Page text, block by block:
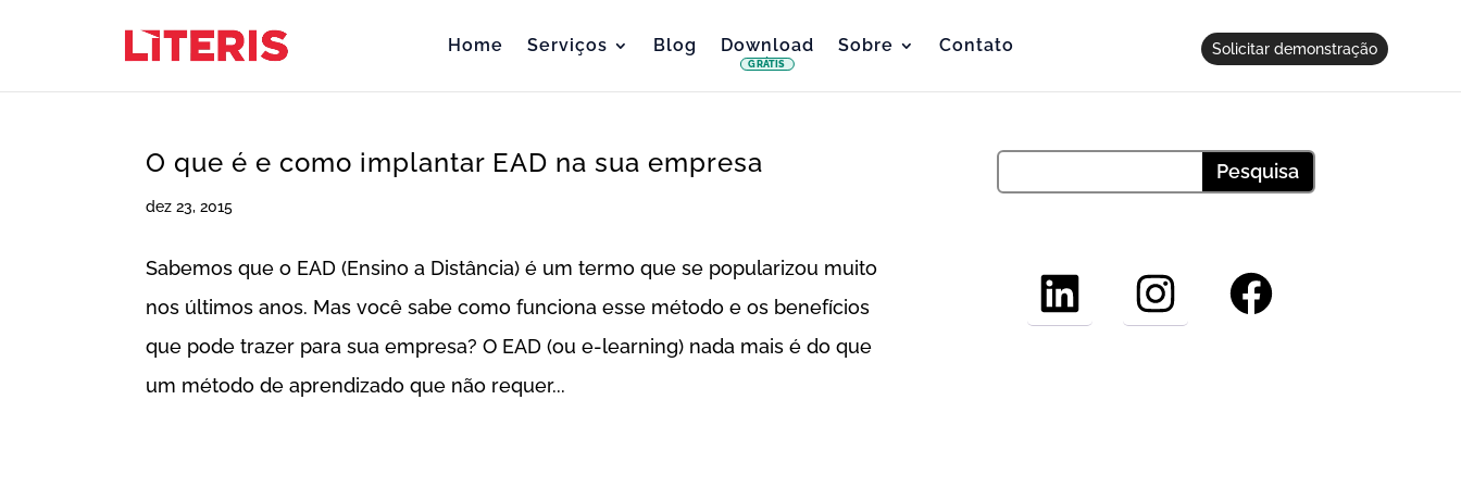
Solicitar demonstração
Home Serviços Blog Download
GRÁTIS
Sobre Contato
O que é e como implantar EAD na sua empresa
dez 23, 2015
Sabemos que o EAD (Ensino a Distância) é um termo que se popularizou muito
nos últimos anos. Mas você sabe como funciona esse método e os benefícios
que pode trazer para sua empresa? O EAD (ou e-learning) nada mais é do que
um método de aprendizado que não requer...
LinkedInInstagramFacebook